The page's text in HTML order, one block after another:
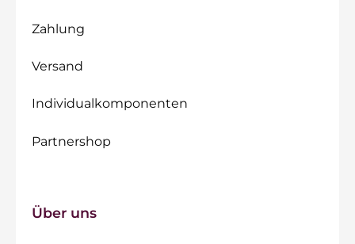
Zahlung
Versand
Individualkomponenten
Partnershop
Über uns